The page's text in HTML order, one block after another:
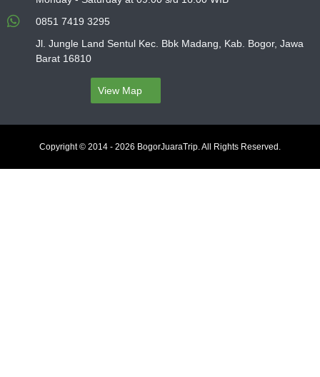
0851 7419 3295
Jl. Jungle Land Sentul Kec. Bbk Madang, Kab. Bogor, Jawa
Barat 16810
View Map
Copyright © 2014 - 2026 BogorJuaraTrip. All Rights Reserved.